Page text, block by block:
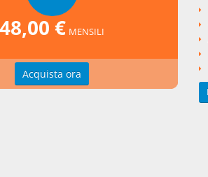
48,00 € MENSILI
Acquista ora